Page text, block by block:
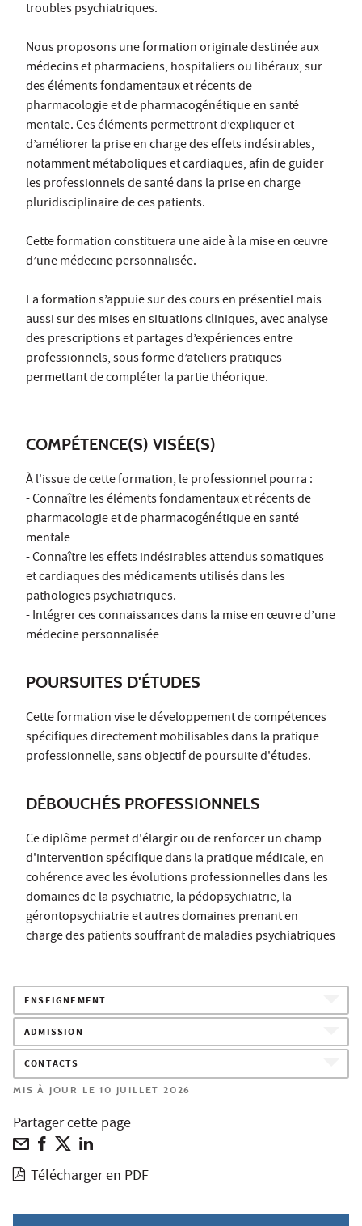
troubles psychiatriques.
Nous proposons une formation originale destinée aux
médecins et pharmaciens, hospitaliers ou libéraux, sur
des éléments fondamentaux et récents de
pharmacologie et de pharmacogénétique en santé
mentale. Ces éléments permettront d’expliquer et
d’améliorer la prise en charge des effets indésirables,
notamment métaboliques et cardiaques, afin de guider
les professionnels de santé dans la prise en charge
pluridisciplinaire de ces patients.
Cette formation constituera une aide à la mise en œuvre
d’une médecine personnalisée.
La formation s’appuie sur des cours en présentiel mais
aussi sur des mises en situations cliniques, avec analyse
des prescriptions et partages d’expériences entre
professionnels, sous forme d’ateliers pratiques
permettant de compléter la partie théorique.
COMPÉTENCE(S) VISÉE(S)
À l'issue de cette formation, le professionnel pourra :
- Connaître les éléments fondamentaux et récents de
pharmacologie et de pharmacogénétique en santé
mentale
- Connaître les effets indésirables attendus somatiques
et cardiaques des médicaments utilisés dans les
pathologies psychiatriques.
- Intégrer ces connaissances dans la mise en œuvre d’une
médecine personnalisée
POURSUITES D'ÉTUDES
Cette formation vise le développement de compétences
spécifiques directement mobilisables dans la pratique
professionnelle, sans objectif de poursuite d'études.
DÉBOUCHÉS PROFESSIONNELS
Ce diplôme permet d'élargir ou de renforcer un champ
d'intervention spécifique dans la pratique médicale, en
cohérence avec les évolutions professionnelles dans les
domaines de la psychiatrie, la pédopsychiatrie, la
gérontopsychiatrie et autres domaines prenant en
charge des patients souffrant de maladies psychiatriques
ENSEIGNEMENT
ADMISSION
CONTACTS
MIS À JOUR LE 10 JUILLET 2026
Partager cette page
Télécharger en PDF